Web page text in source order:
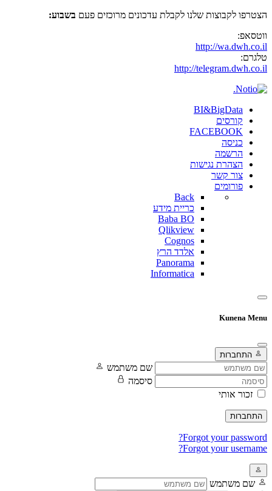
הצטרפו לקבוצות שלנו לקבלת עדכונים מרוכזים פעם בשבוע:
ווטסאפ:
http://wa.dwh.co.il
טלגרם:
http://telegram.dwh.co.il
BI&BigData
קורסים
FACEBOOK
כניסה
הרשמה
הצהרת נגישות
צור קשר
פורומים
Back
כריית מידע
Baba BO
Qlikview
Cognos
אלדד הרץ
Panorama
Informatica
Kunena Menu
התחברות
שם משתמש
סיסמה
זכור אותי
התחברות
Forgot your password?
Forgot your username?
שם משתמש